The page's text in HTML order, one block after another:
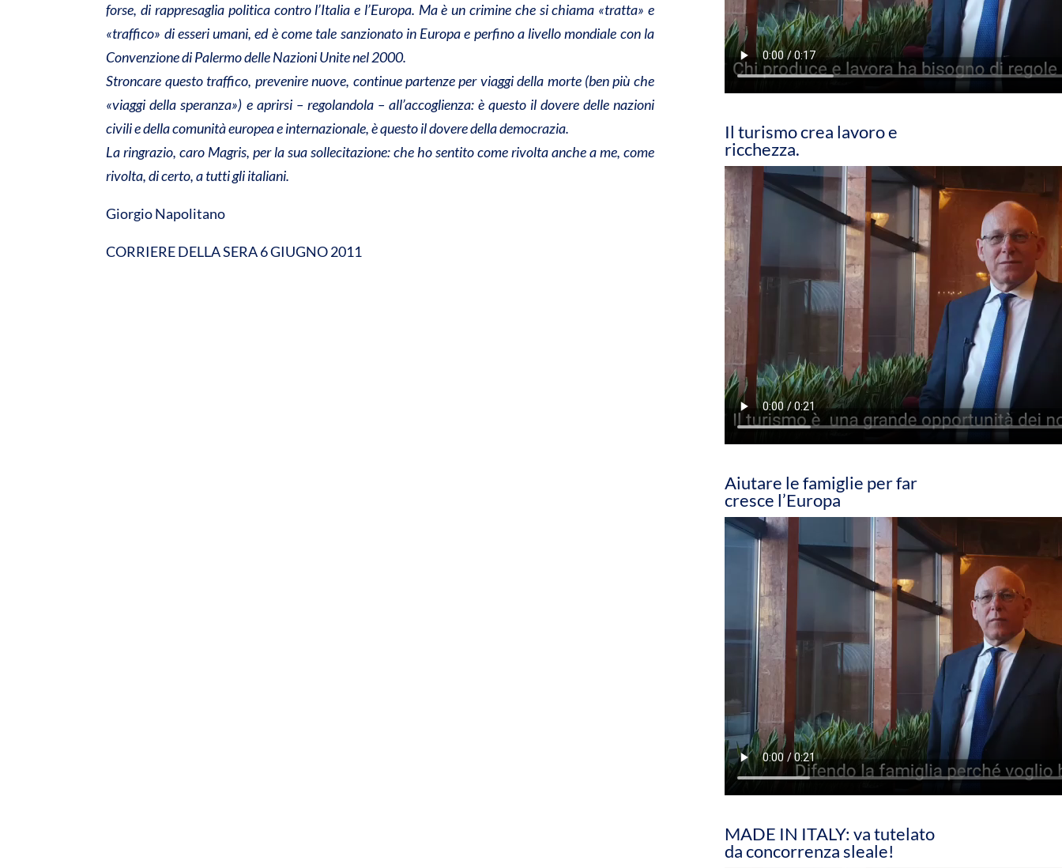
forse, di rappresaglia politica contro l’Italia e l’Europa. Ma è un crimine che si chiama «tratta» e
«traffico» di esseri umani, ed è come tale sanzionato in Europa e perfino a livello mondiale con la
Convenzione di Palermo delle Nazioni Unite nel 2000.
Stroncare questo traffico, prevenire nuove, continue partenze per viaggi della morte (ben più che
«viaggi della speranza») e aprirsi – regolandola – all’accoglienza: è questo il dovere delle nazioni
civili e della comunità europea e internazionale, è questo il dovere della democrazia.
La ringrazio, caro Magris, per la sua sollecitazione: che ho sentito come rivolta anche a me, come
rivolta, di certo, a tutti gli italiani.
Giorgio Napolitano
CORRIERE DELLA SERA 6 GIUGNO 2011
Il turismo crea lavoro e
ricchezza.
Aiutare le famiglie per far
cresce l’Europa
MADE IN ITALY: va tutelato
da concorrenza sleale!